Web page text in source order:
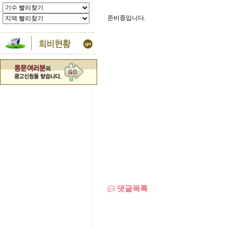
준비중입니다.
댓글목록